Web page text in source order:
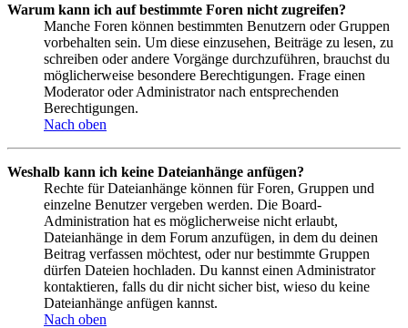
Warum kann ich auf bestimmte Foren nicht zugreifen?
Manche Foren können bestimmten Benutzern oder Gruppen
vorbehalten sein. Um diese einzusehen, Beiträge zu lesen, zu
schreiben oder andere Vorgänge durchzuführen, brauchst du
möglicherweise besondere Berechtigungen. Frage einen
Moderator oder Administrator nach entsprechenden
Berechtigungen.
Nach oben
Weshalb kann ich keine Dateianhänge anfügen?
Rechte für Dateianhänge können für Foren, Gruppen und
einzelne Benutzer vergeben werden. Die Board-
Administration hat es möglicherweise nicht erlaubt,
Dateianhänge in dem Forum anzufügen, in dem du deinen
Beitrag verfassen möchtest, oder nur bestimmte Gruppen
dürfen Dateien hochladen. Du kannst einen Administrator
kontaktieren, falls du dir nicht sicher bist, wieso du keine
Dateianhänge anfügen kannst.
Nach oben